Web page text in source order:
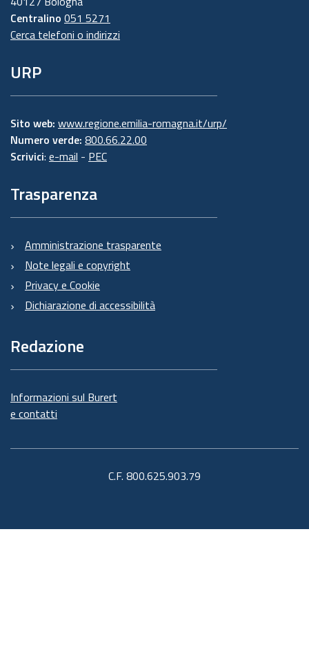
Centralino 051 5271
Cerca telefoni o indirizzi
URP
Sito web: www.regione.emilia-romagna.it/urp/
Numero verde: 800.66.22.00
Scrivici: e-mail - PEC
Trasparenza
Amministrazione trasparente
Note legali e copyright
Privacy e Cookie
Dichiarazione di accessibilità
Redazione
Informazioni sul Burert
e contatti
C.F. 800.625.903.79